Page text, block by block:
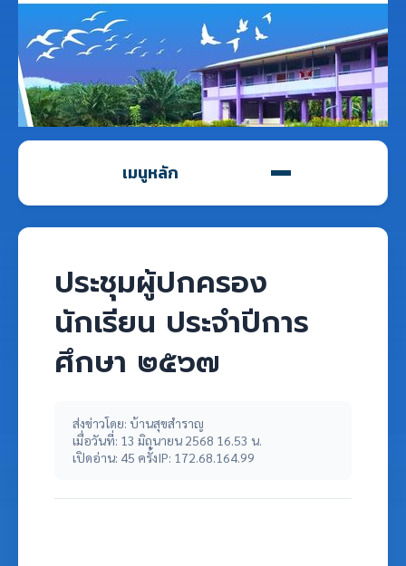
เมนูหลัก
ประชุมผู้ปกครอง
นักเรียน ประจำปีการ
ศึกษา ๒๕๖๗
ส่งข่าวโดย: บ้านสุขสำราญ
เมื่อวันที่: 13 มิถุนายน 2568 16.53 น.
เปิดอ่าน: 45 ครั้งIP: 172.68.164.99